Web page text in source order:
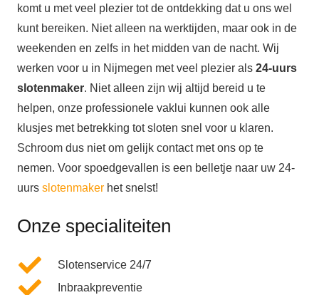
komt u met veel plezier tot de ontdekking dat u ons wel
kunt bereiken. Niet alleen na werktijden, maar ook in de
weekenden en zelfs in het midden van de nacht. Wij
werken voor u in Nijmegen met veel plezier als 24-uurs
slotenmaker. Niet alleen zijn wij altijd bereid u te
helpen, onze professionele vaklui kunnen ook alle
klusjes met betrekking tot sloten snel voor u klaren.
Schroom dus niet om gelijk contact met ons op te
nemen. Voor spoedgevallen is een belletje naar uw 24-
uurs slotenmaker het snelst!
Onze specialiteiten
Slotenservice 24/7
Inbraakpreventie